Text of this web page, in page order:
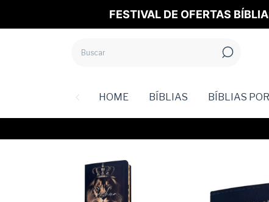
FESTIVAL DE OFERTAS
HOME BÍBLIAS BÍBLIAS